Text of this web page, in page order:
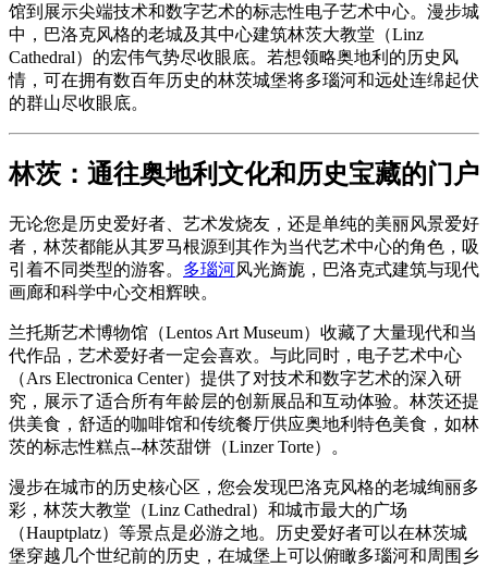
馆到展示尖端技术和数字艺术的标志性电子艺术中心。漫步城
中，巴洛克风格的老城及其中心建筑林茨大教堂（Linz
Cathedral）的宏伟气势尽收眼底。若想领略奥地利的历史风
情，可在拥有数百年历史的林茨城堡将多瑙河和远处连绵起伏
的群山尽收眼底。
林茨：通往奥地利文化和历史宝藏的门户
无论您是历史爱好者、艺术发烧友，还是单纯的美丽风景爱好
者，林茨都能从其罗马根源到其作为当代艺术中心的角色，吸
引着不同类型的游客。 多瑙河风光旖旎，巴洛克式建筑与现代
画廊和科学中心交相辉映。
兰托斯艺术博物馆（Lentos Art Museum）收藏了大量现代和当
代作品，艺术爱好者一定会喜欢。与此同时，电子艺术中心
（Ars Electronica Center）提供了对技术和数字艺术的深入研
究，展示了适合所有年龄层的创新展品和互动体验。林茨还提
供美食，舒适的咖啡馆和传统餐厅供应奥地利特色美食，如林
茨的标志性糕点--林茨甜饼（Linzer Torte）。
漫步在城市的历史核心区，您会发现巴洛克风格的老城绚丽多
彩，林茨大教堂（Linz Cathedral）和城市最大的广场
（Hauptplatz）等景点是必游之地。历史爱好者可以在林茨城
堡穿越几个世纪前的历史，在城堡上可以俯瞰多瑙河和周围乡